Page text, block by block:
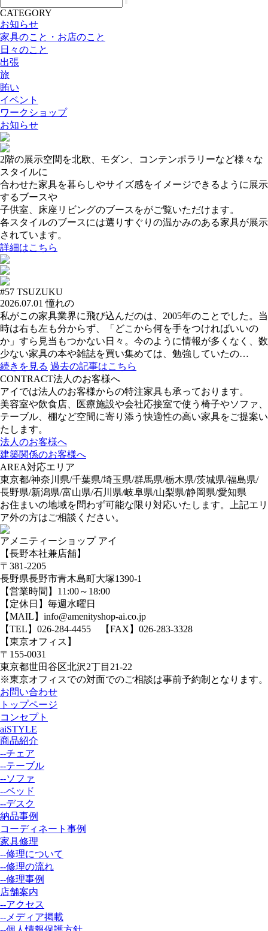
CATEGORY
お知らせ
家具のこと・お店のこと
日々のこと
出張
旅
賄い
イベント
ワークショップ
お知らせ
2階の展示空間を北欧、モダン、コンテンポラリーなど様々な
スタイルに
合わせた家具を暮らしやサイズ感をイメージできるように展示
するブースや
子供室、床座リビングのブースをがご覧いただけます。
各スタイルのブースには選りすぐりの温かみのある家具が展示
されています。
詳細はこちら
#57 TSUZUKU
2026.07.01 憧れの
私がこの家具業界に飛び込んだのは、2005年のことでした。当
時は右も左も分からず、「どこから何を手をつければいいの
か」すら見当もつかない日々。今のように情報が多くなく、数
少ない家具の本や雑誌を買い集めては、勉強していたの…
続きを見る 過去の記事はこちら
CONTRACT法人のお客様へ
アイでは法人のお客様からの特注家具も承っております。
美容室や飲食店、医療施設や会社応接室で使う椅子やソファ、
テーブル、棚など空間に寄り添う快適性の高い家具をご提案い
たします。
法人のお客様へ
建築関係のお客様へ
AREA対応エリア
東京都/神奈川県/千葉県/埼玉県/群馬県/栃木県/茨城県/福島県/
長野県/新潟県/富山県/石川県/岐阜県/山梨県/静岡県/愛知県
お住まいの地域を問わず可能な限り対応いたします。上記エリ
ア外の方はご相談ください。
アメニティーショップ アイ
【長野本社兼店舗】
〒381-2205
長野県長野市青木島町大塚1390-1
【営業時間】11:00～18:00
【定休日】毎週水曜日
【MAIL】info@amenityshop-ai.co.jp
【TEL】 026-284-4455 【FAX】026-283-3328
【東京オフィス】
〒155-0031
東京都世田谷区北沢2丁目21-22
※東京オフィスでの対面でのご相談は事前予約制となります。
お問い合わせ
トップページ
コンセプト
aiSTYLE
商品紹介
--チェア
--テーブル
--ソファ
--ベッド
--デスク
納品事例
コーディネート事例
家具修理
--修理について
--修理の流れ
--修理事例
店舗案内
--アクセス
--メディア掲載